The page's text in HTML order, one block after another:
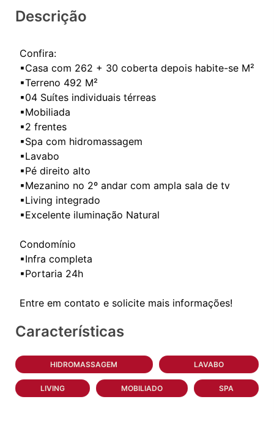
Descrição
Confira:
▪Casa com 262 + 30 coberta depois habite-se M²
▪Terreno 492 M²
▪04 Suítes individuais térreas
▪Mobiliada
▪2 frentes
▪Spa com hidromassagem
▪Lavabo
▪Pé direito alto
▪Mezanino no 2º andar com ampla sala de tv
▪Living integrado
▪Excelente iluminação Natural
Condomínio
▪Infra completa
▪Portaria 24h
Características
HIDROMASSAGEM LAVABO
LIVING MOBILIADO SPA